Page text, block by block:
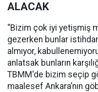
ALACAK
“Bizim çok iyi yetişmiş
gezerken bunlar
almıyor,
anlatsak bunların
TBMM'de bizim seçip
maalesef Ankara’nın